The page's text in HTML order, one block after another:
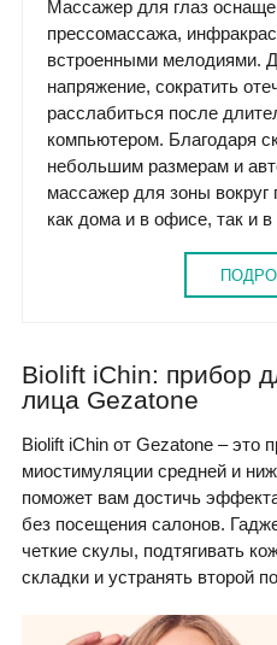
Массажер для глаз
прессомассажа,
встроенными мелодиями.
напряжение, сократить
расслабиться после
компьютером. Благодаря
небольшим размерам и
массажер для зоны вокруг
как дома и в офисе, так и
Biolift iChin: прибор
лица Gezatone
Biolift iChin от Gezatone – это
миостимуляции средней и
поможет вам достичь
без посещения салонов.
четкие скулы, подтягивать
складки и устранять второй